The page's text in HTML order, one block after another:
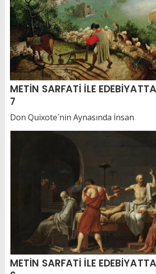
METİN SARFATİ İLE
7
Don Quixote´nin Aynasında İnsan
METİN SARFATİ İLE